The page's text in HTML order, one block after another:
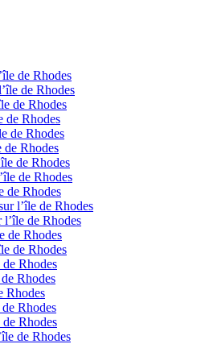
de Rhodes
de Rhodes
de Rhodes
de Rhodes
de Rhodes
de Rhodes
de Rhodes
de Rhodes
de Rhodes
l’île de Rhodes
de Rhodes
de Rhodes
de Rhodes
Rhodes
Rhodes
Rhodes
Rhodes
Rhodes
de Rhodes